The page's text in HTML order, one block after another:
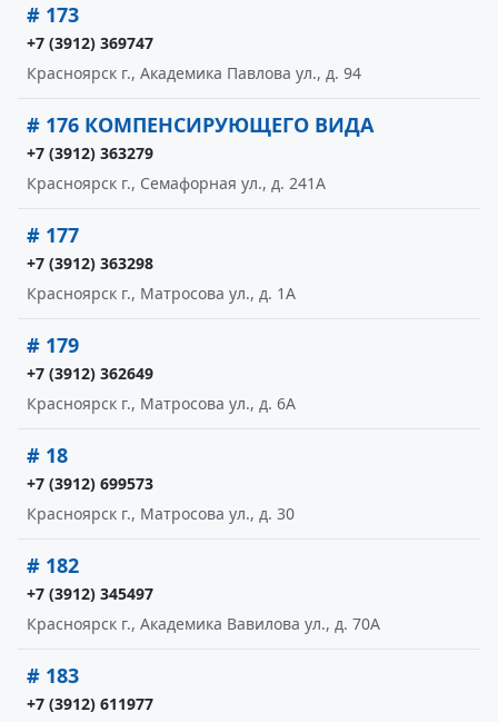
# 173
+7 (3912) 369747
Красноярск г., Академика Павлова ул., д. 94
# 176 КОМПЕНСИРУЮЩЕГО ВИДА
+7 (3912) 363279
Красноярск г., Семафорная ул., д. 241А
# 177
+7 (3912) 363298
Красноярск г., Матросова ул., д. 1А
# 179
+7 (3912) 362649
Красноярск г., Матросова ул., д. 6А
# 18
+7 (3912) 699573
Красноярск г., Матросова ул., д. 30
# 182
+7 (3912) 345497
Красноярск г., Академика Вавилова ул., д. 70А
# 183
+7 (3912) 611977